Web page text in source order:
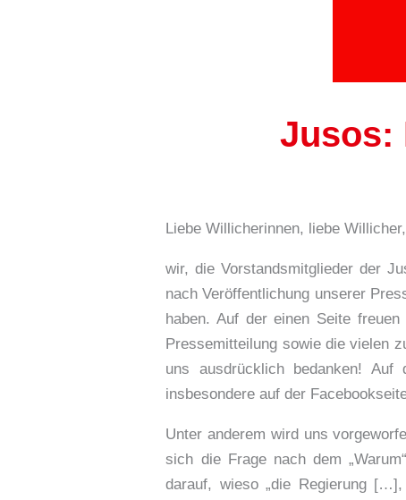
Jusos:
Liebe Willicherinnen, liebe Willicher,
wir, die Vorstandsmitglieder der
nach Veröffentlichung unserer
haben. Auf der einen Seite
Pressemitteilung sowie die vielen
uns ausdrücklich bedanken!
insbesondere auf der
Unter anderem wird uns
sich die Frage nach dem
darauf, wieso „die Regierung